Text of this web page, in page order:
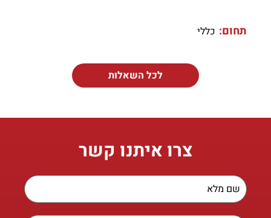
תחום: כללי
לכל השאלות
צרו איתנו קשר